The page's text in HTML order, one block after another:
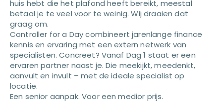
huis hebt die het plafond heeft bereikt, meestal
betaal je te veel voor te weinig. Wij draaien dat
graag om.
Controller for a Day combineert jarenlange finance
kennis en ervaring met een extern netwerk van
specialisten. Concreet? Vanaf Dag 1 staat er een
ervaren partner naast je. Die meekijkt, meedenkt,
aanvult en invult – met de ideale specialist op
locatie.
Een senior aanpak. Voor een medior prijs.